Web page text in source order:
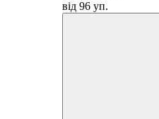
від 96 уп.